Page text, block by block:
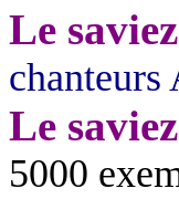
Le
chanteurs
Le
5000